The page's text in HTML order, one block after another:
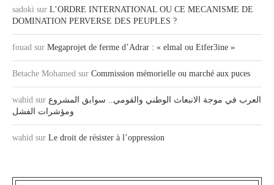
sadoki sur L’ORDRE INTERNATIONAL OU CE MECANISME DE
DOMINATION PERVERSE DES PEUPLES ?
fouad sur Megaprojet de ferme d’Adrar : « elmal ou Etfer3ine »
Betache Mohamed sur Commission mémorielle ou marché aux puces
wahid sur العرب في موجة الانبعاث الوطني والقومي.. سوابق المشروع
ومؤشرات الفشل
wahid sur Le droit de résister à l’oppression